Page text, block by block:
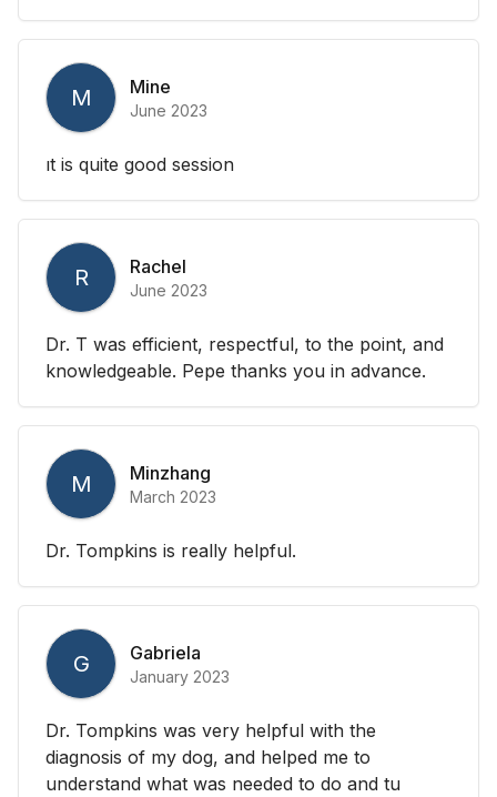
M Mine
June 2023
ıt is quite good session
R Rachel
June 2023
Dr. T was efficient, respectful, to the point, and
knowledgeable. Pepe thanks you in advance.
M Minzhang
March 2023
Dr. Tompkins is really helpful.
G Gabriela
January 2023
Dr. Tompkins was very helpful with the
diagnosis of my dog, and helped me to
understand what was needed to do and tu